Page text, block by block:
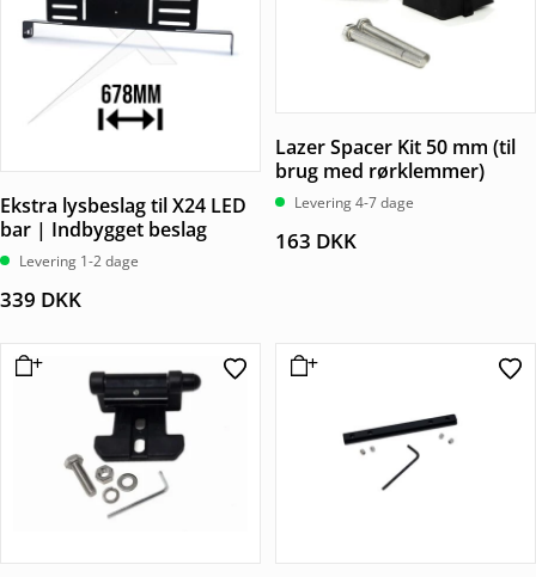
Ekstra lysbeslag til X24 LED
bar | Indbygget beslag
Levering 1-2 dage
339 DKK
Lazer Spacer Kit 50 mm (til
brug med rørklemmer)
Levering 4-7 dage
163 DKK